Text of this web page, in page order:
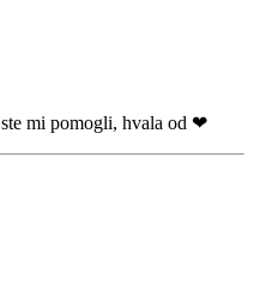
ste mi pomogli, hvala od ❤